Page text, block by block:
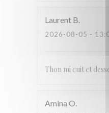
Laurent B
2026-08-05 -
Thon mi cuit et
Amina O